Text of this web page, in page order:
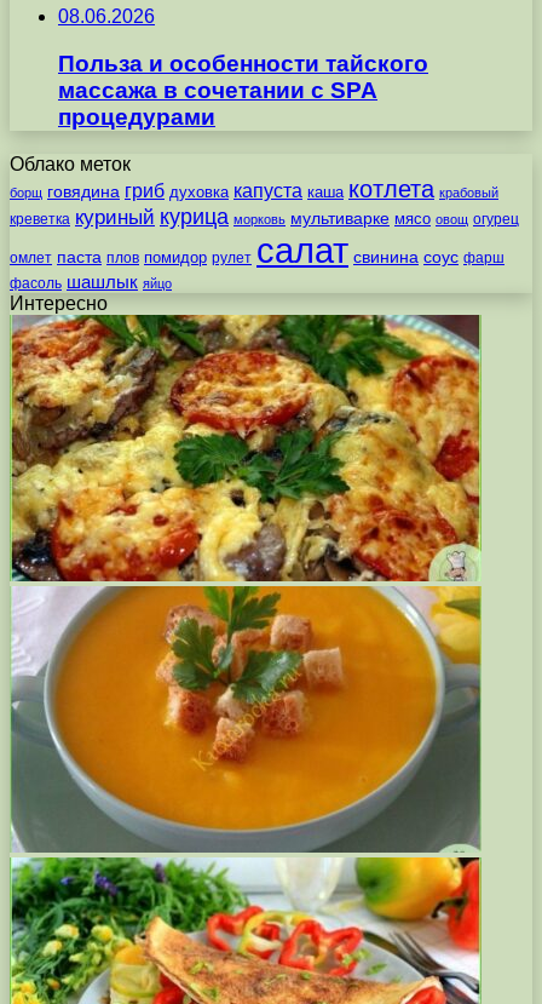
08.06.2026
Польза и особенности тайского
массажа в сочетании с SPA
процедурами
Облако меток
борщ говядина гриб духовка капуста каша котлета крабовый
креветка куриный курица морковь мультиварке мясо овощ огурец
омлет паста плов помидор рулет салат свинина соус фарш
фасоль шашлык яйцо
Интересно